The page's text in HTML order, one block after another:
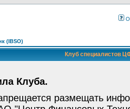
О
(IBSO)
Клуб специалистов
Клуба.
размещать